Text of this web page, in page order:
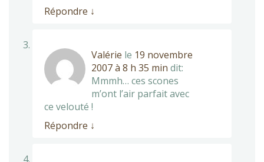
Répondre ↓
Valérie le 19 novembre
2007 à 8 h 35 min dit:
Mmmh… ces scones
m’ont l’air parfait avec
ce velouté !
Répondre ↓